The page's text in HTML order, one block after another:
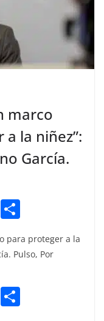
marco
la niñez”:
García.
T
a
m
m
para proteger a la
Pulso, Por
T